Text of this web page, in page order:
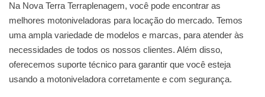
Na Nova Terra Terraplenagem, você pode encontrar as
melhores motoniveladoras para locação do mercado. Temos
uma ampla variedade de modelos e marcas, para atender às
necessidades de todos os nossos clientes. Além disso,
oferecemos suporte técnico para garantir que você esteja
usando a motoniveladora corretamente e com segurança.